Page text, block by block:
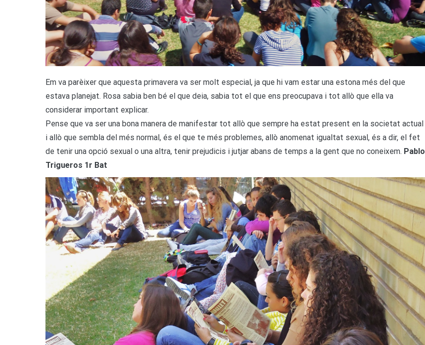
Em va parèixer que aquesta primavera va ser molt especial, ja que hi vam estar una estona més del que
estava planejat. Rosa sabia ben bé el que deia, sabia tot el que ens preocupava i tot allò que ella va
considerar important explicar.
Pense que va ser una bona manera de manifestar tot allò que sempre ha estat present en la societat actual
i allò que sembla del més normal, és el que te més problemes, allò anomenat igualtat sexual, és a dir, el fet
de tenir una opció sexual o una altra, tenir prejudicis i jutjar abans de temps a la gent que no coneixem. Pablo
Trigueros 1r Bat